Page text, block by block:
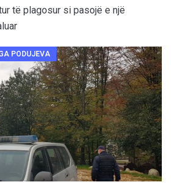
të plagosur si pasojë e një
PODUJEVA